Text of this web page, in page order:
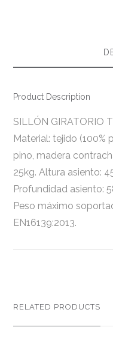
Product Description
SILLÓN GIRATORIO
Material: tejido (100%
pino, madera
25kg. Altura asiento:
Profundidad asiento:
Peso máximo
EN16139:2013.
RELATED PRODUCTS